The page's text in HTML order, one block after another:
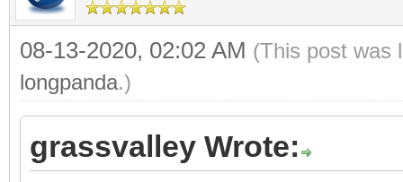
08-13-2020, 02:02 AM (This post was
longpanda.)
grassvalley Wrote: